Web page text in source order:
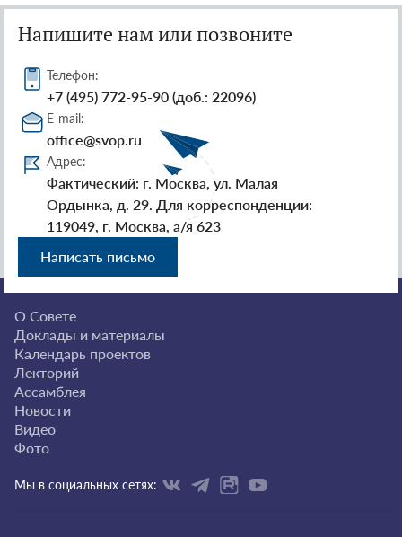
Напишите нам или позвоните
Телефон:
+7 (495) 772-95-90 (доб.: 22096)
E-mail:
office@svop.ru
Адрес:
Фактический: г. Москва, ул. Малая
Ордынка, д. 29. Для корреспонденции:
119049, г. Москва, а/я 623
Написать письмо
О Совете
Доклады и материалы
Календарь проектов
Лекторий
Ассамблея
Новости
Видео
Фото
Мы в социальных сетях: